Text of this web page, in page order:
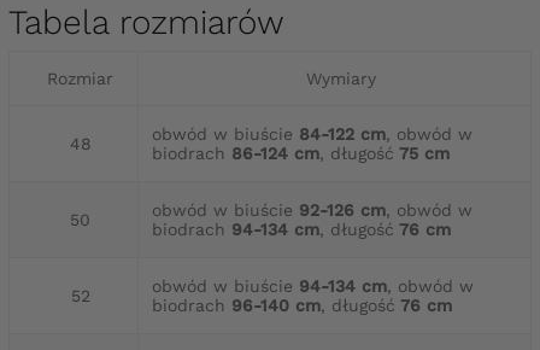
Tabela rozmiarów
Rozmiar Wymiary
48 obwód w biuście 84-122 cm, obwód w
biodrach 86-124 cm, długość 75 cm
50 obwód w biuście 92-126 cm, obwód w
biodrach 94-134 cm, długość 76 cm
52 obwód w biuście 94-134 cm, obwód w
biodrach 96-140 cm, długość 76 cm